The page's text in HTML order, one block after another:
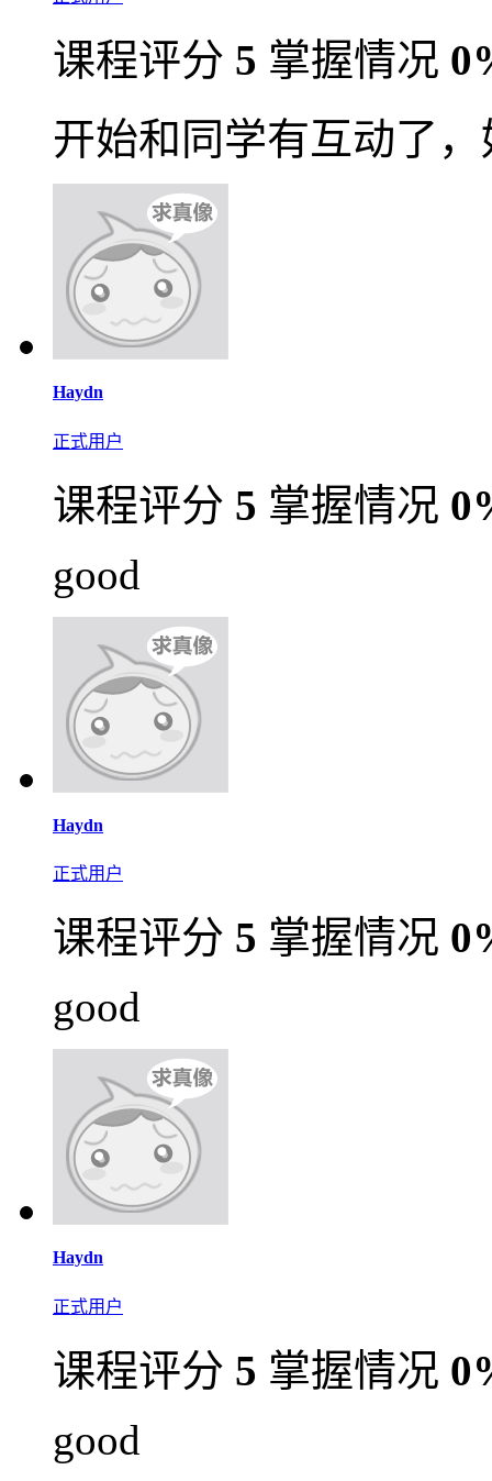
课程评分 5 掌握情况
开始和同学有互动了
Haydn
正式用户
课程评分 5 掌握情况
good
Haydn
正式用户
课程评分 5 掌握情况
good
Haydn
正式用户
课程评分 5 掌握情况
good